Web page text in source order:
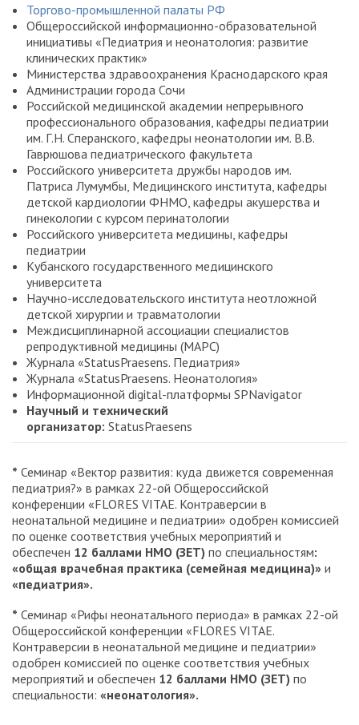
Торгово-промышленной палаты РФ
Общероссийской информационно-образовательной
инициативы «Педиатрия и неонатология: развитие
клинических практик»
Министерства здравоохранения Краснодарского края
Администрации города Сочи
Российской медицинской академии непрерывного
профессионального образования, кафедры педиатрии
им. Г.Н. Сперанского, кафедры неонатологии им. В.В.
Гаврюшова педиатрического факультета
Российского университета дружбы народов им.
Патриса Лумумбы, Медицинского института, кафедры
детской кардиологии ФНМО, кафедры акушерства и
гинекологии с курсом перинатологии
Российского университета медицины, кафедры
педиатрии
Кубанского государственного медицинского
университета
Научно-исследовательского института неотложной
детской хирургии и травматологии
Междисциплинарной ассоциации специалистов
репродуктивной медицины (МАРС)
Журнала «StatusPraesens. Педиатрия»
Журнала «StatusPraesens. Неонатология»
Информационной digital-платформы SPNavigator
Научный и технический
организатор: StatusPraesens
* Семинар «Вектор развития: куда движется современная
педиатрия?» в рамках 22-ой Общероссийской
конференции «FLORES VITAE. Контраверсии в
неонатальной медицине и педиатрии» одобрен комиссией
по оценке соответствия учебных мероприятий и
обеспечен 12 баллами НМО (ЗЕТ) по специальностям:
«общая врачебная практика (семейная медицина)» и
«педиатрия».
* Семинар «Рифы неонатального периода» в рамках 22-ой
Общероссийской конференции «FLORES VITAE.
Контраверсии в неонатальной медицине и педиатрии»
одобрен комиссией по оценке соответствия учебных
мероприятий и обеспечен 12 баллами НМО (ЗЕТ) по
специальности: «неонатология».